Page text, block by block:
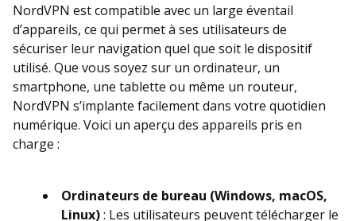
NordVPN est compatible avec un large éventail
d’appareils, ce qui permet à ses utilisateurs de
sécuriser leur navigation quel que soit le dispositif
utilisé. Que vous soyez sur un ordinateur, un
smartphone, une tablette ou même un routeur,
NordVPN s’implante facilement dans votre quotidien
numérique. Voici un aperçu des appareils pris en
charge :
Ordinateurs de bureau (Windows, macOS,
Linux): Les utilisateurs peuvent télécharger le